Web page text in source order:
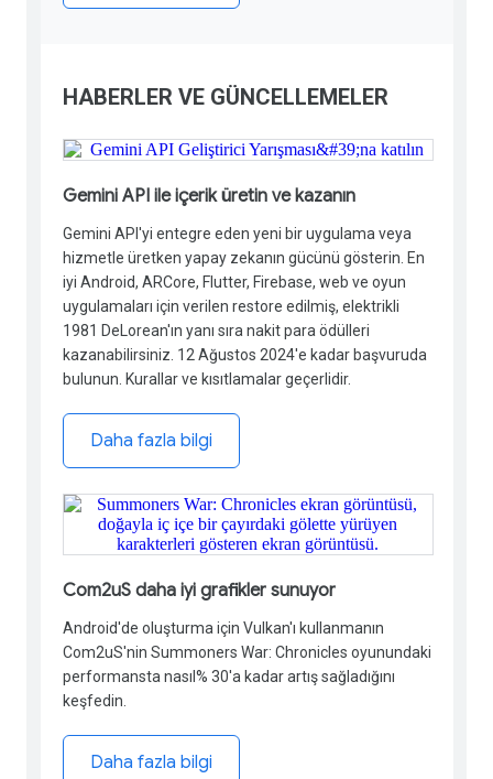
HABERLER VE GÜNCELLEMELER
Gemini API ile içerik üretin ve kazanın
Gemini API'yi entegre eden yeni bir uygulama veya
hizmetle üretken yapay zekanın gücünü gösterin. En
iyi Android, ARCore, Flutter, Firebase, web ve oyun
uygulamaları için verilen restore edilmiş, elektrikli
1981 DeLorean'ın yanı sıra nakit para ödülleri
kazanabilirsiniz. 12 Ağustos 2024'e kadar başvuruda
bulunun. Kurallar ve kısıtlamalar geçerlidir.
Daha fazla bilgi
Com2uS daha iyi grafikler sunuyor
Android'de oluşturma için Vulkan'ı kullanmanın
Com2uS'nin Summoners War: Chronicles oyunundaki
performansta nasıl% 30'a kadar artış sağladığını
keşfedin.
Daha fazla bilgi